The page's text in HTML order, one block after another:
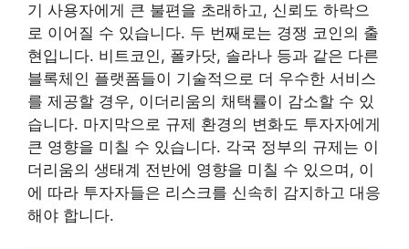
기 사용자에게 큰 불편을 초래하고, 신뢰도 하락으
로 이어질 수 있습니다. 두 번째로는 경쟁 코인의 출
현입니다. 비트코인, 폴카닷, 솔라나 등과 같은 다른
블록체인 플랫폼들이 기술적으로 더 우수한 서비스
를 제공할 경우, 이더리움의 채택률이 감소할 수 있
습니다. 마지막으로 규제 환경의 변화도 투자자에게
큰 영향을 미칠 수 있습니다. 각국 정부의 규제는 이
더리움의 생태계 전반에 영향을 미칠 수 있으며, 이
에 따라 투자자들은 리스크를 신속히 감지하고 대응
해야 합니다.